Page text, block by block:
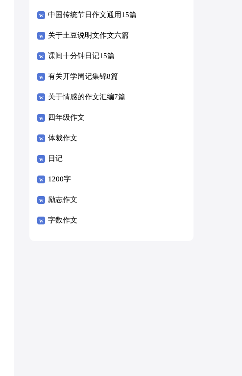
中国传统节日作文通用15篇
关于土豆说明文作文六篇
课间十分钟日记15篇
有关开学周记集锦8篇
关于情感的作文汇编7篇
四年级作文
体裁作文
日记
1200字
励志作文
字数作文